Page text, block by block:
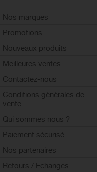
Nos marques
Promotions
Nouveaux produits
Meilleures ventes
Contactez-nous
Conditions générales de
vente
Qui sommes nous ?
Paiement sécurisé
Nos partenaires
Retours / Echanges